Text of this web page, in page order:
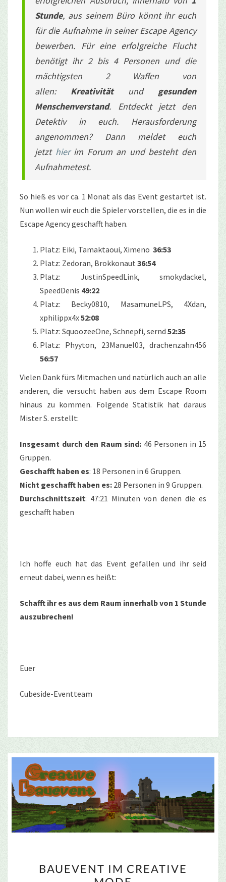
Stunde, aus seinem Büro könnt ihr euch
für die Aufnahme in seiner Escape Agency
bewerben. Für eine erfolgreiche Flucht
benötigt ihr 2 bis 4 Personen und die
mächtigsten 2 Waffen von
allen: Kreativitätund gesunden
Menschenverstand. Entdeckt jetzt den
Detektiv in euch. Herausforderung
angenommen? Dann meldet euch
jetzt hierim Forum an und besteht den
Aufnahmetest.
So hieß es vor ca. 1 Monat als das Event gestartet ist.
Nun wollen wir euch die Spieler vorstellen, die es in die
Escape Agency geschafft haben.
Platz: Eiki, Tamaktaoui, Ximeno 36:53
Platz: Zedoran, Brokkonaut 36:54
Platz: JustinSpeedLink, smokydackel,
SpeedDenis 49:22
Platz: Becky0810, MasamuneLPS, 4Xdan,
xphilippx4x52:08
Platz: SquoozeeOne, Schnepfi, sernd 52:35
Platz: Phyyton, 23Manuel03, drachenzahn456
56:57
Vielen Dank fürs Mitmachen und natürlich auch an alle
anderen, die versucht haben aus dem Escape Room
hinaus zu kommen. Folgende Statistik hat daraus
Mister S. erstellt:
Insgesamt durch den Raum sind: 46 Personen in 15
Gruppen.
Geschafft haben es: 18 Personen in 6 Gruppen.
Nicht geschafft haben es: 28 Personen in 9 Gruppen.
Durchschnittszeit: 47:21 Minuten von denen die es
geschafft haben
Ich hoffe euch hat das Event gefallen und ihr seid
erneut dabei, wenn es heißt:
Schafft ihr es aus dem Raum innerhalb von 1 Stunde
auszubrechen!
Euer
Cubeside-Eventteam
IM
BAUEVENT IM CREATIVE